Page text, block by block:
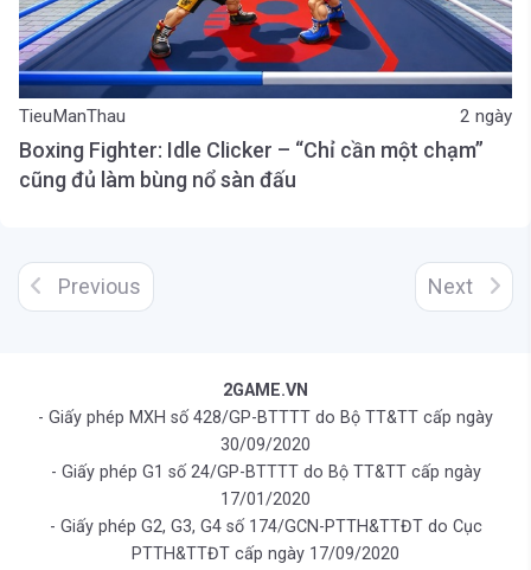
TieuManThau 2 ngày
Boxing Fighter: Idle Clicker – “Chỉ cần một chạm”
cũng đủ làm bùng nổ sàn đấu
Previous Next
2GAME.VN
- Giấy phép MXH số 428/GP-BTTTT do Bộ TT&TT cấp ngày
30/09/2020
- Giấy phép G1 số 24/GP-BTTTT do Bộ TT&TT cấp ngày
17/01/2020
- Giấy phép G2, G3, G4 số 174/GCN-PTTH&TTĐT do Cục
PTTH&TTĐT cấp ngày 17/09/2020